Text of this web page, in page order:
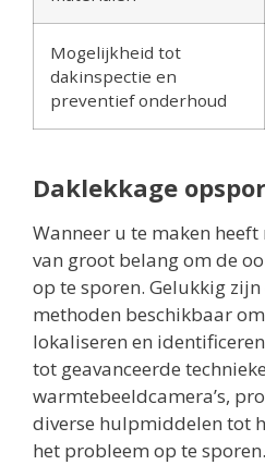
Mogelijkheid tot
dakinspectie en
preventief onderhoud
Daklekkage
Wanneer u te maken
van groot belang om de
op te sporen. Gelukkig
methoden beschikbaar
lokaliseren en
tot geavanceerde
warmtebeeldcamera’s,
diverse hulpmiddelen tot
het probleem op te sporen.